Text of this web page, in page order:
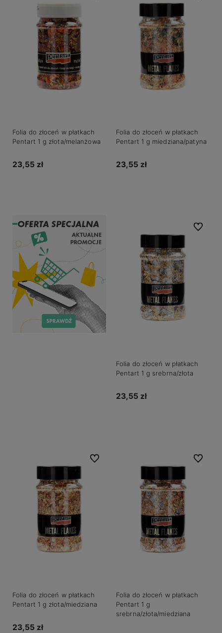
Folia do złoceń w płatkach
Pentart 1 g złota/melanżowa
23,55 zł
Folia do złoceń w płatkach
Pentart 1 g miedziana/patyna
23,55 zł
Folia do złoceń w płatkach
Pentart 1 g srebrna/złota
23,55 zł
Do
Folia do złoceń w płatkach
Pentart 1 g złota/miedziana
23,55 zł
Do ulubionych
Folia do złoceń w płatkach
Pentart 1 g
srebrna/złota/miedziana
Do